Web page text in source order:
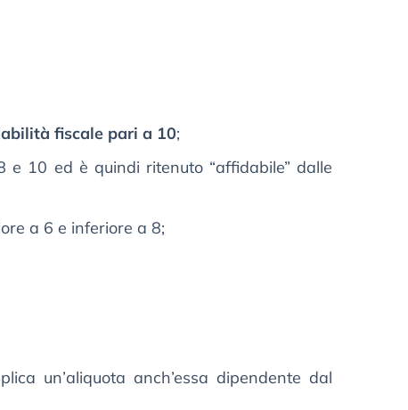
fiscale pari a 10;
10 ed è quindi ritenuto “affidabile” dalle
a 6 e inferiore a 8;
un’aliquota anch’essa dipendente dal